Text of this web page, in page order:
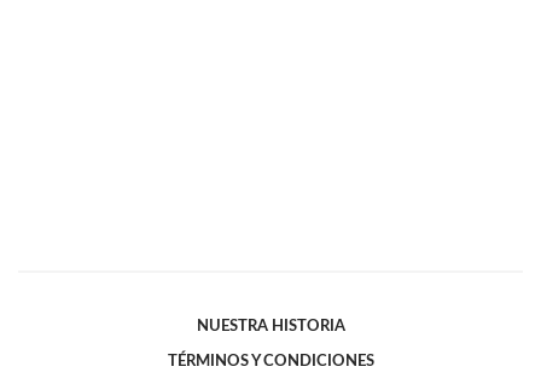
NUESTRA HISTORIA
TÉRMINOS Y CONDICIONES